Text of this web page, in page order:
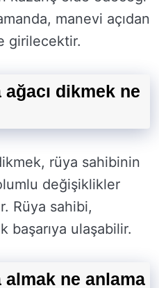
manevi açıdan
girilecektir.
dikmek ne
rüya sahibinin
değişiklikler
Rüya sahibi,
başarıya ulaşabilir.
almak ne anlama